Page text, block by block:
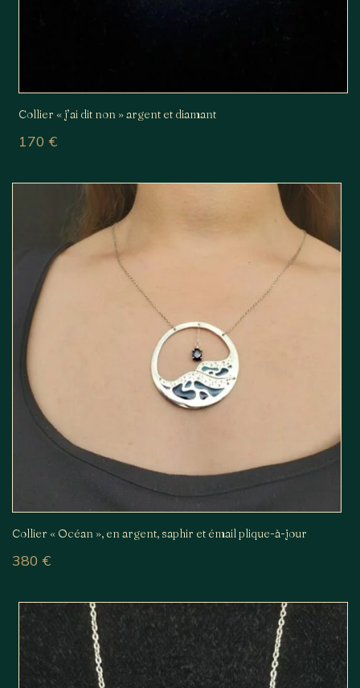
Collier « j’ai dit non » argent et diamant
170€
Collier « Océan », en argent, saphir et émail plique-à-jour
380 €